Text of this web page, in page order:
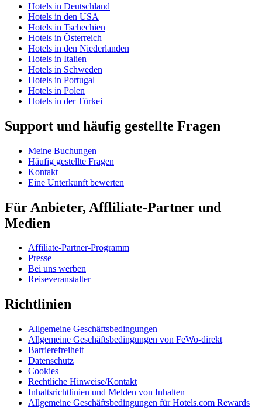
Hotels in Deutschland
Hotels in den USA
Hotels in Tschechien
Hotels in Österreich
Hotels in den Niederlanden
Hotels in Italien
Hotels in Schweden
Hotels in Portugal
Hotels in Polen
Hotels in der Türkei
Support und häufig gestellte Fragen
Meine Buchungen
Häufig gestellte Fragen
Kontakt
Eine Unterkunft bewerten
Für Anbieter, Affliliate-Partner und
Medien
Affiliate-Partner-Programm
Presse
Bei uns werben
Reiseveranstalter
Richtlinien
Allgemeine Geschäftsbedingungen
Allgemeine Geschäftsbedingungen von FeWo-direkt
Barrierefreiheit
Datenschutz
Cookies
Rechtliche Hinweise/Kontakt
Inhaltsrichtlinien und Melden von Inhalten
Allgemeine Geschäftsbedingungen für Hotels.com Rewards